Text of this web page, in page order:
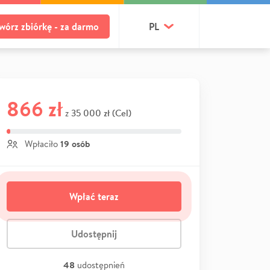
zbiórkę - za darmo PL
866 zł z 35 000 zł (Cel)
Wpłaciło 19 osób
Wpłać teraz
Udostępnij
48 udostępnień